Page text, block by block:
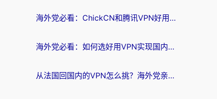
海外党必看：ChickCN和腾讯VPN好用吗？3招选对回国加速器，告别地区限制
海外党必看：如何选好用VPN实现国内资源无缝访问？从越南到全球都适用
从法国回国内的VPN怎么挑？海外党亲测：稳定、多端、安全才是关键